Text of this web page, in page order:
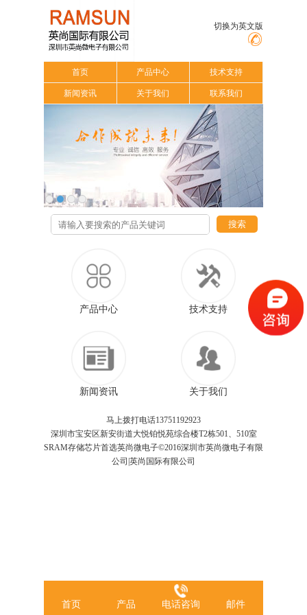
切换为英文版
首页 产品中心 技术支持
新闻资讯 关于我们 联系我们
搜索
产品中心 技术支持
新闻资讯 关于我们
马上拨打电话13751192923
深圳市宝安区新安街道大悦铂悦苑综合楼T2栋501、510室
SRAM存储芯片首选英尚微电子©2016深圳市英尚微电子有限
公司|英尚国际有限公司
首页 产品 电话咨询 邮件